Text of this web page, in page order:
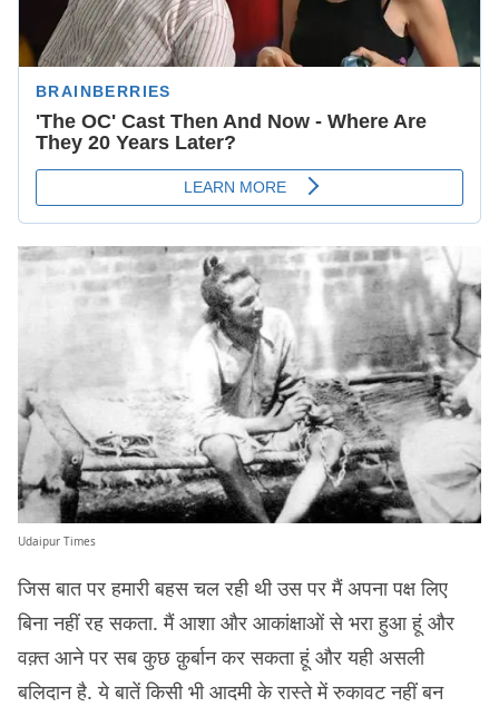
Udaipur Times
जिस बात पर हमारी बहस चल रही थी उस पर मैं अपना पक्ष लिए
बिना नहीं रह सकता. मैं आशा और आकांक्षाओं से भरा हुआ हूं और
वक़्त आने पर सब कुछ क़ुर्बान कर सकता हूं और यही असली
बलिदान है. ये बातें किसी भी आदमी के रास्ते में रुकावट नहीं बन